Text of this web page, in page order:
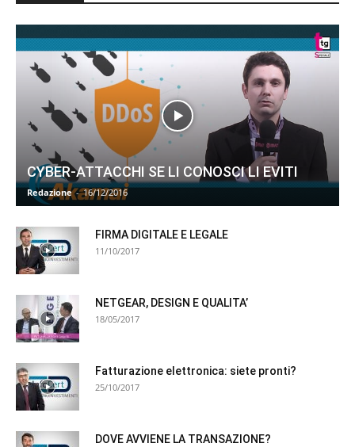
CYBER-ATTACCHI SE LI CONOSCI LI EVITI
Redazione - 16/12/2016
FIRMA DIGITALE E LEGALE
11/10/2017
NETGEAR, DESIGN E QUALITA’
18/05/2017
Fatturazione elettronica: siete pronti?
25/10/2017
DOVE AVVIENE LA TRANSAZIONE?